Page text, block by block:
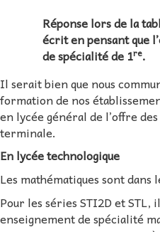
Réponse lors de la
écrit en pensant que
de spécialité de 1re.
Il serait bien que nous
formation de nos
en lycée général de l’offre
terminale.
En lycée technologique
Les mathématiques sont
Pour les séries STI2D et STL,
enseignement de spécialité